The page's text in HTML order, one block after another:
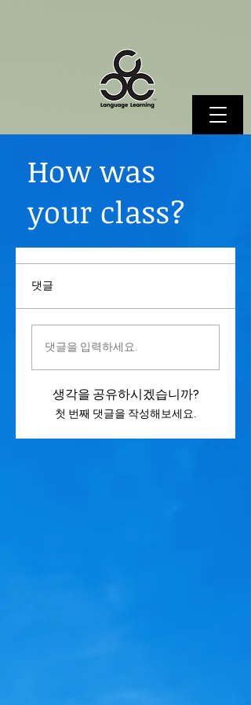
How was
your class?
댓글
댓글을 입력하세요.
생각을 공유하시겠습니까?
첫 번째 댓글을 작성해보세요.